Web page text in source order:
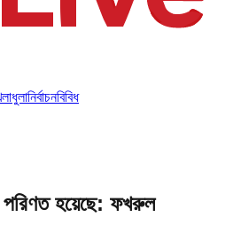
নির্বাচনবিবিধ
পরিণত হয়েছে: ফখরুল